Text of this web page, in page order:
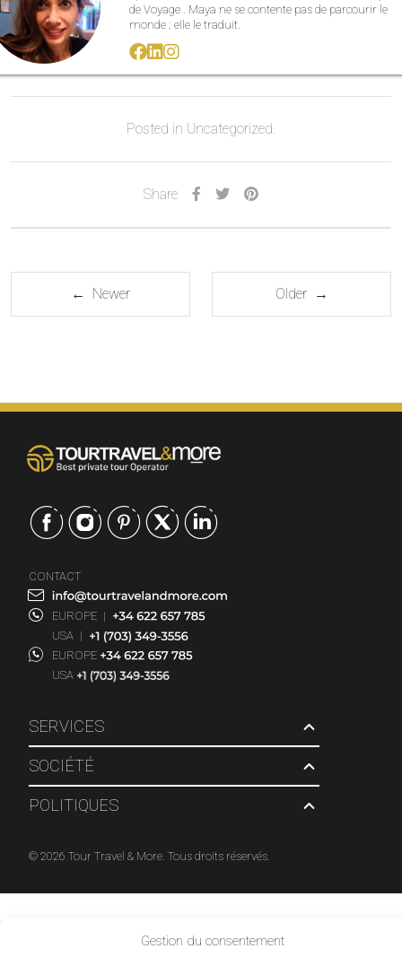
Gestion du consentement
de Voyage . Maya ne se contente pas de parcourir le
monde ; elle le traduit.
Posted in Uncategorized.
Share
← Newer Older →
SERVICES
SOCIÉTÉ
POLITIQUES
CONTACT
EUROPE |
USA |
EUROPE
USA
© 2026 Tour Travel & More. Tous droits réservés.